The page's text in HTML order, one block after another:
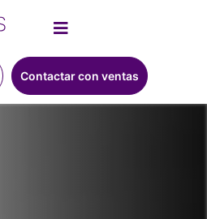
Contactar con ventas